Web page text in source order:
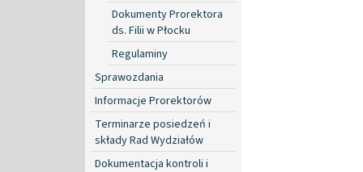
Dokumenty Prorektora
ds. Filii w Płocku
Regulaminy
Sprawozdania
Informacje Prorektorów
Terminarze posiedzeń i
składy Rad Wydziałów
Dokumentacja kontroli i